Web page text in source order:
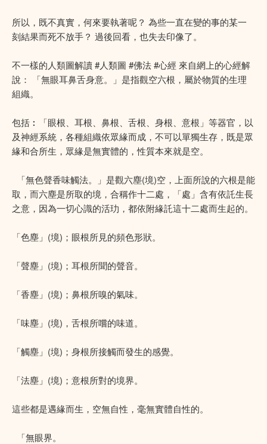
所以，既不真實，何來要執著呢？ 為些一直在變的事的某一
刻結果而死不放手？ 過後回看，也失去印像了。
不一樣的人類圖解讀 #人類圖 #佛法 #心經 來自網上的心經解
說： 「無眼耳鼻舌身意。」是指觀空六根，屬於物質的生理
組織。
包括︰「眼根、耳根、鼻根、舌根、身根、意根」等器官，以
及神經系統，各種組織依眾緣而成，不可以單獨生存，既是眾
緣和合所生，眾緣是無實體的，性質本來就是空。
「無色聲香味觸法。」是觀六塵(境)空，上面所說的六根是能
取，而六塵是所取的境，合稱作十二處，「處」含有依託生長
之意，因為一切心識的活玏，都依附緣託這十二處而生起的。
「色塵」(境)；眼根所見的頻色形狀。
「聲塵」(境)；耳根所聞的聲音。
「香塵」(境)；鼻根所嗅的氣味。
「味塵」(境)，舌根所嚐的味道。
「觸塵」(境)；身根所接觸而發生的感覺。
「法塵」(境)；意根所對的境界。
這些都是遇緣而生，空無自性，毫無實體自性的。
「無眼界。